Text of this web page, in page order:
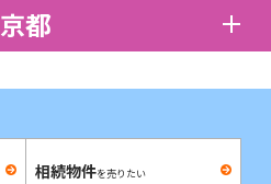
京都
相続物件を売りたい